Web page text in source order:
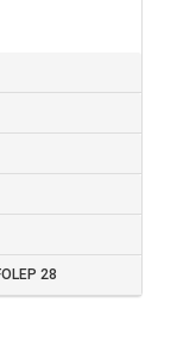
28